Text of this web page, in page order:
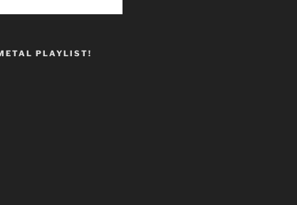
PLAYLIST!